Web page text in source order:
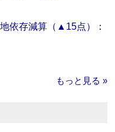
依存減算（▲15点）：
もっと見る »